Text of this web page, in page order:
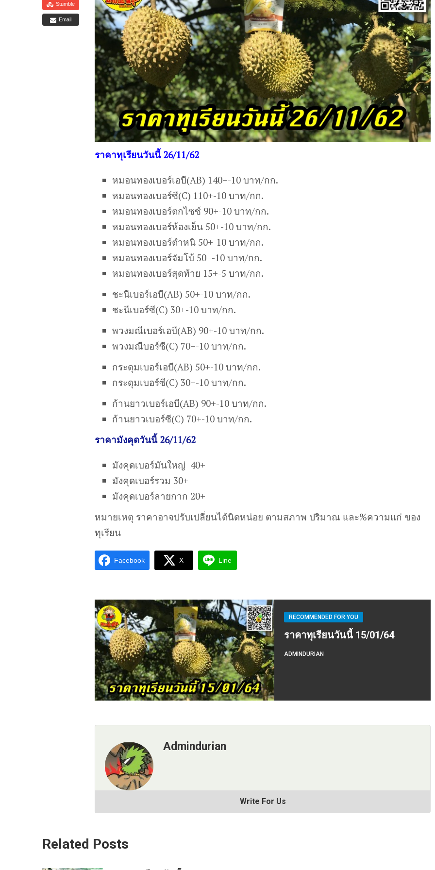
Stumble
Email
ราคาทุเรียนวันนี้ 26/11/62
หมอนทองเบอร์เอบี(AB) 140+-10 บาท/กก.
หมอนทองเบอร์ซี(C) 110+-10 บาท/กก.
หมอนทองเบอร์ตกไซซ์ 90+-10 บาท/กก.
หมอนทองเบอร์ห้องเย็น 50+-10 บาท/กก.
หมอนทองเบอร์ตำหนิ 50+-10 บาท/กก.
หมอนทองเบอร์จัมโบ้ 50+-10 บาท/กก.
หมอนทองเบอร์สุดท้าย 15+-5 บาท/กก.
ชะนีเบอร์เอบี(AB) 50+-10 บาท/กก.
ชะนีเบอร์ซี(C) 30+-10 บาท/กก.
พวงมณีเบอร์เอบี(AB) 90+-10 บาท/กก.
พวงมณีบอร์ซี(C) 70+-10 บาท/กก.
กระดุมเบอร์เอบี(AB) 50+-10 บาท/กก.
กระดุมเบอร์ซี(C) 30+-10 บาท/กก.
ก้านยาวเบอร์เอบี(AB) 90+-10 บาท/กก.
ก้านยาวเบอร์ซี(C) 70+-10 บาท/กก.
ราคามังคุดวันนี้ 26/11/62
มังคุดเบอร์มันใหญ่ 40+
มังคุดเบอร์รวม 30+
มังคุดเบอร์ลายกาก 20+
หมายเหตุ ราคาอาจปรับเปลี่ยนได้นิดหน่อย ตามสภาพ ปริมาณ และ%ความแก่ ของ
ทุเรียน
Facebook X Line
RECOMMENDED FOR YOU
ราคาทุเรียนวันนี้ 15/01/64
ADMINDURIAN
Admindurian
Write For Us
Related Posts